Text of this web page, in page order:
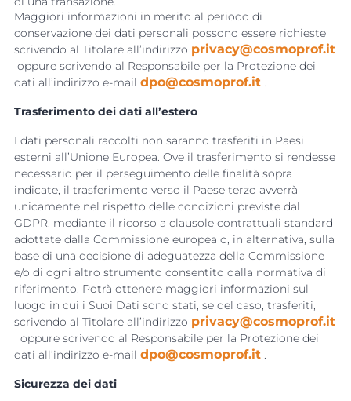
Maggiori informazioni in merito al periodo di
conservazione dei dati personali possono essere richieste
scrivendo al Titolare all’indirizzo privacy@cosmoprof.it
oppure scrivendo al Responsabile per la Protezione dei
dati all’indirizzo e-mail dpo@cosmoprof.it .
Trasferimento dei dati all’estero
I dati personali raccolti non saranno trasferiti in Paesi
esterni all’Unione Europea. Ove il trasferimento si rendesse
necessario per il perseguimento delle finalità sopra
indicate, il trasferimento verso il Paese terzo avverrà
unicamente nel rispetto delle condizioni previste dal
GDPR, mediante il ricorso a clausole contrattuali standard
adottate dalla Commissione europea o, in alternativa, sulla
base di una decisione di adeguatezza della Commissione
e/o di ogni altro strumento consentito dalla normativa di
riferimento. Potrà ottenere maggiori informazioni sul
luogo in cui i Suoi Dati sono stati, se del caso, trasferiti,
scrivendo al Titolare all’indirizzo privacy@cosmoprof.it
oppure scrivendo al Responsabile per la Protezione dei
dati all’indirizzo e-mail dpo@cosmoprof.it .
Sicurezza dei dati